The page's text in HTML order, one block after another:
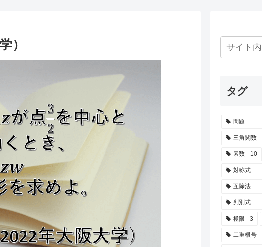
）
タグ
問題
三角関数
素数 10
対称式
互除法
判別式
極限 3
二重根号